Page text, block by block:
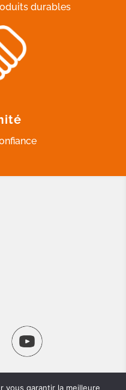
durables
vous garantir la meilleure